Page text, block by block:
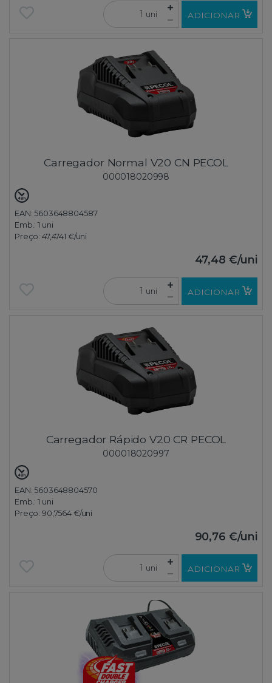
uni ADICIONAR
Carregador Normal V20 CN PECOL
000018020998
EAN: 5603648804587
Emb.:1 uni
Preço: 47,4741 €/uni
47,48 €/uni
uni ADICIONAR
Carregador Rápido V20 CR PECOL
000018020997
EAN: 5603648804570
Emb.:1 uni
Preço: 90,7564 €/uni
90,76 €/uni
uni ADICIONAR